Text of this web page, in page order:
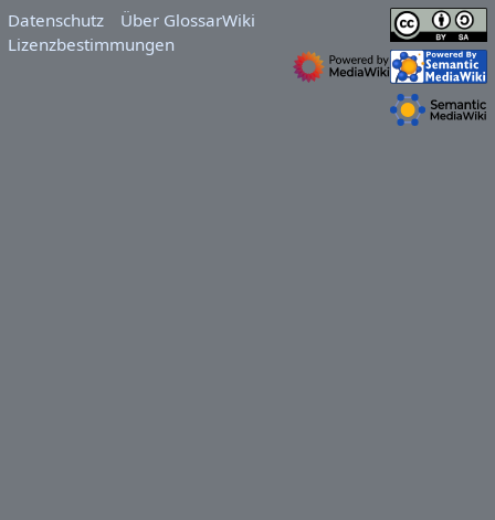
Datenschutz
Über GlossarWiki
Lizenzbestimmungen